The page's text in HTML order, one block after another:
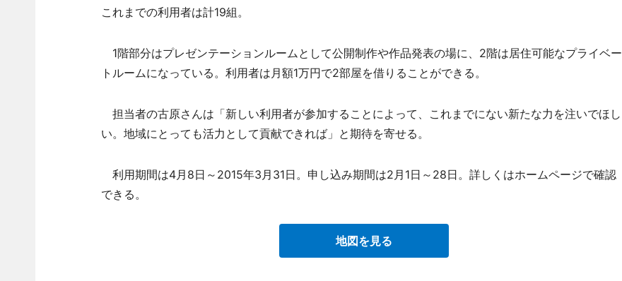
これまでの利用者は計19組。
1階部分はプレゼンテーションルームとして公開制作や作品発表の場に、2階は居住可能なプライベー
トルームになっている。利用者は月額1万円で2部屋を借りることができる。
担当者の古原さんは「新しい利用者が参加することによって、これまでにない新たな力を注いでほし
い。地域にとっても活力として貢献できれば」と期待を寄せる。
利用期間は4月8日～2015年3月31日。申し込み期間は2月1日～28日。詳しくはホームページで確認
できる。
地図を見る